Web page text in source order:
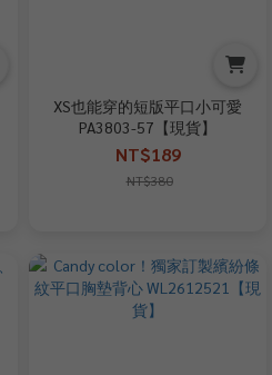
XS也能穿的短版平口小可愛
PA3803-57【現貨】
NT$189
NT$380